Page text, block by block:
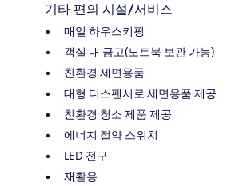
기타 편의 시설/서비스
매일 하우스키핑
객실 내 금고(노트북 보관 가능)
친환경 세면용품
대형 디스펜서로 세면용품 제공
친환경 청소 제품 제공
에너지 절약 스위치
LED 전구
재활용